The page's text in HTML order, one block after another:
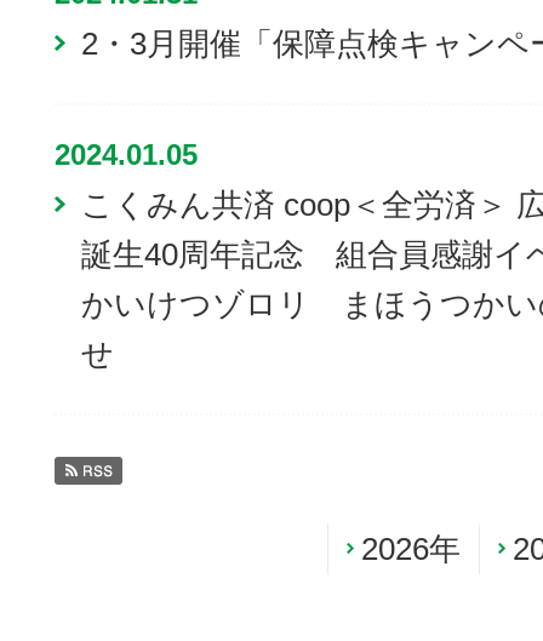
2・3月開催「保障点検キャン
2024.01.05
こくみん共済 coop＜全労済＞
誕生40周年記念 組合員感謝
かいけつゾロリ まほうつか
せ
2026年